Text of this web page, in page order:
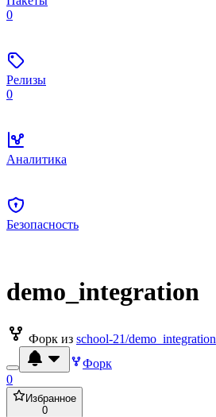
0
Релизы
0
Аналитика
Безопасность
demo_integration
Форк из school-21/demo_integration
Форк
0
Избранное
0